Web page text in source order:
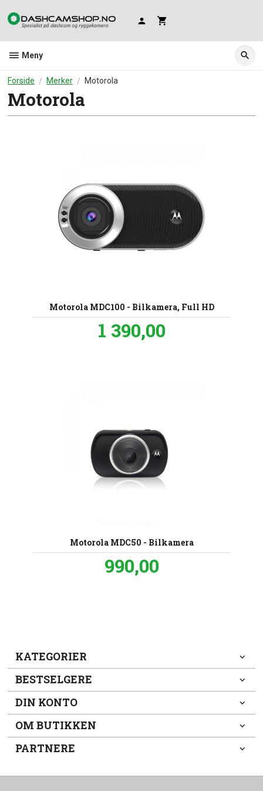
innholdet
Meny
Forside Merker Motorola
Motorola
Motorola MDC100 - Bilkamera, Full HD
Pris
1 390,00inkl.
mva.
Motorola MDC50 - Bilkamera
Pris
990,00inkl.
mva.
KATEGORIER
BESTSELGERE
DIN KONTO
OM BUTIKKEN
PARTNERE